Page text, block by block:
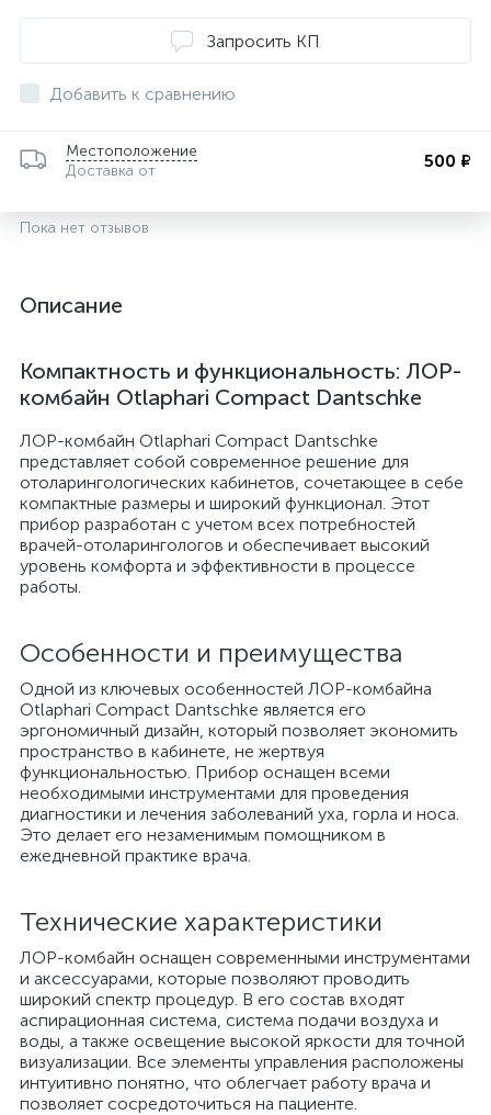
Запросить КП
Добавить к сравнению
Местоположение
Доставка от
500 ₽
Пока нет отзывов
Описание
Компактность и функциональность: ЛОР-
комбайн Otlaphari Compact Dantschke
ЛОР-комбайн Otlaphari Compact Dantschke
представляет собой современное решение для
отоларингологических кабинетов, сочетающее в себе
компактные размеры и широкий функционал. Этот
прибор разработан с учетом всех потребностей
врачей-отоларингологов и обеспечивает высокий
уровень комфорта и эффективности в процессе
работы.
Особенности и преимущества
Одной из ключевых особенностей ЛОР-комбайна
Otlaphari Compact Dantschke является его
эргономичный дизайн, который позволяет экономить
пространство в кабинете, не жертвуя
функциональностью. Прибор оснащен всеми
необходимыми инструментами для проведения
диагностики и лечения заболеваний уха, горла и носа.
Это делает его незаменимым помощником в
ежедневной практике врача.
Технические характеристики
ЛОР-комбайн оснащен современными инструментами
и аксессуарами, которые позволяют проводить
широкий спектр процедур. В его состав входят
аспирационная система, система подачи воздуха и
воды, а также освещение высокой яркости для точной
визуализации. Все элементы управления расположены
интуитивно понятно, что облегчает работу врача и
позволяет сосредоточиться на пациенте.